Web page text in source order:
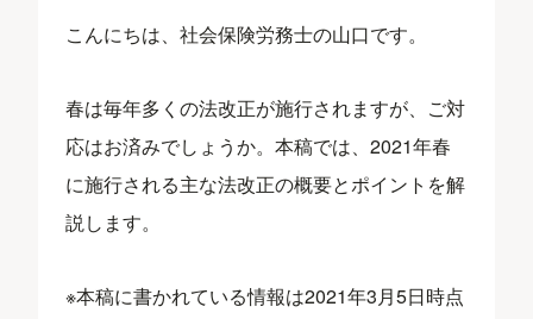
こんにちは、社会保険労務士の山口です。
春は毎年多くの法改正が施行されますが、ご対
応はお済みでしょうか。本稿では、2021年春
に施行される主な法改正の概要とポイントを解
説します。
※本稿に書かれている情報は2021年3月5日時点